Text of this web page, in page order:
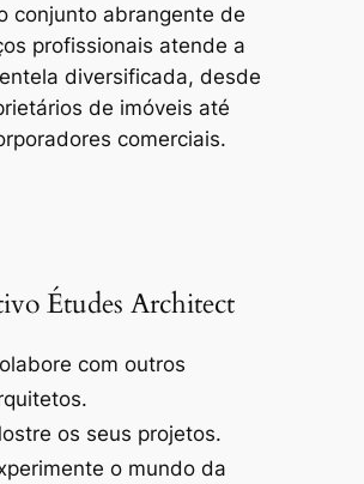
conjunto abrangente de
profissionais atende a
diversificada, desde
de imóveis até
comerciais.
Études Architect
com outros
os seus projetos.
o mundo da